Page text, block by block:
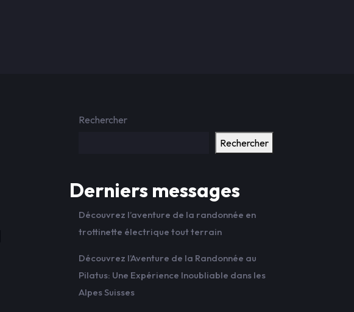
Rechercher
Rechercher
Derniers messages
Découvrez l’aventure de la randonnée en
trottinette électrique tout terrain
Découvrez l’Aventure de la Randonnée au
Pilatus: Une Expérience Inoubliable dans les
Alpes Suisses